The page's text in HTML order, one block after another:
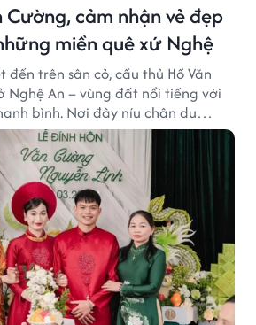
Cường, cảm nhận vẻ đẹp
miền quê xứ Nghệ
trên sân cỏ, cầu thủ Hồ Văn
Nghệ An – vùng đất nổi tiếng với
bình. Nơi đây níu chân du
xanh, làng quê yên ả và nhịp
yên.